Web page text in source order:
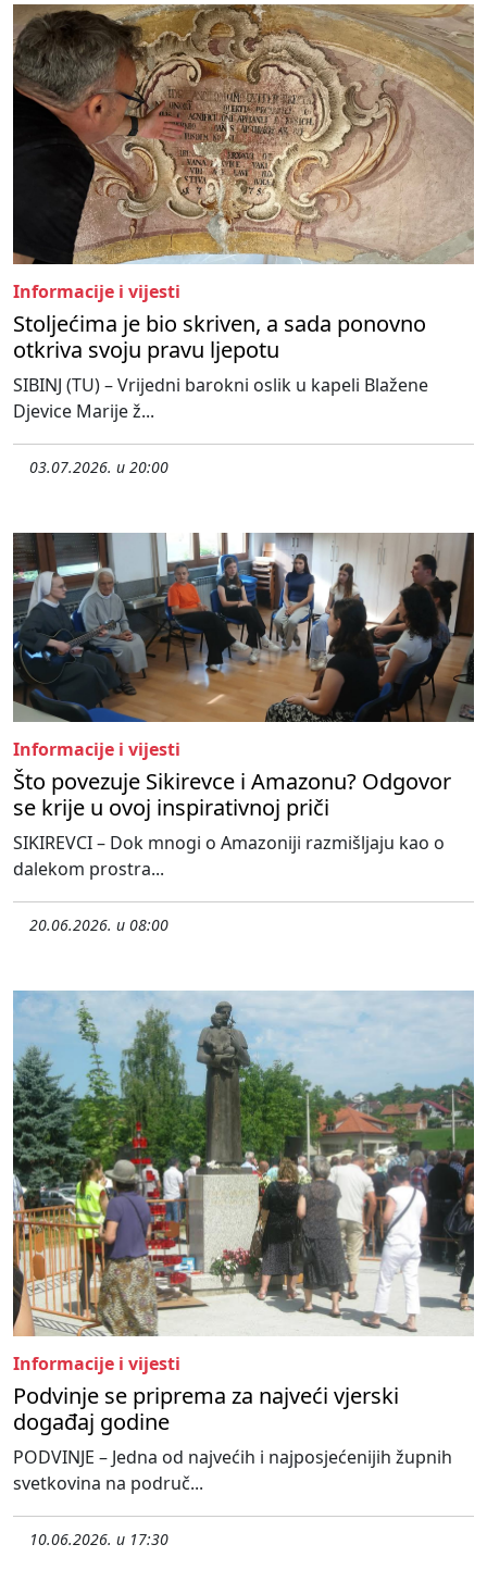
Informacije i vijesti
Stoljećima je bio skriven, a sada ponovno
otkriva svoju pravu ljepotu
SIBINJ (TU) – Vrijedni barokni oslik u kapeli Blažene
Djevice Marije ž...
03.07.2026. u 20:00
Informacije i vijesti
Što povezuje Sikirevce i Amazonu? Odgovor
se krije u ovoj inspirativnoj priči
SIKIREVCI – Dok mnogi o Amazoniji razmišljaju kao o
dalekom prostra...
20.06.2026. u 08:00
Informacije i vijesti
Podvinje se priprema za najveći vjerski
događaj godine
PODVINJE – Jedna od najvećih i najposjećenijih župnih
svetkovina na područ...
10.06.2026. u 17:30